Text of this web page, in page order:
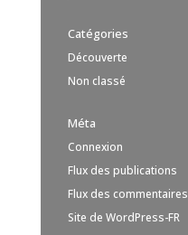
Catégories
Découverte
Non classé
Méta
Connexion
Flux des publications
Flux des commentaires
Site de WordPress-FR